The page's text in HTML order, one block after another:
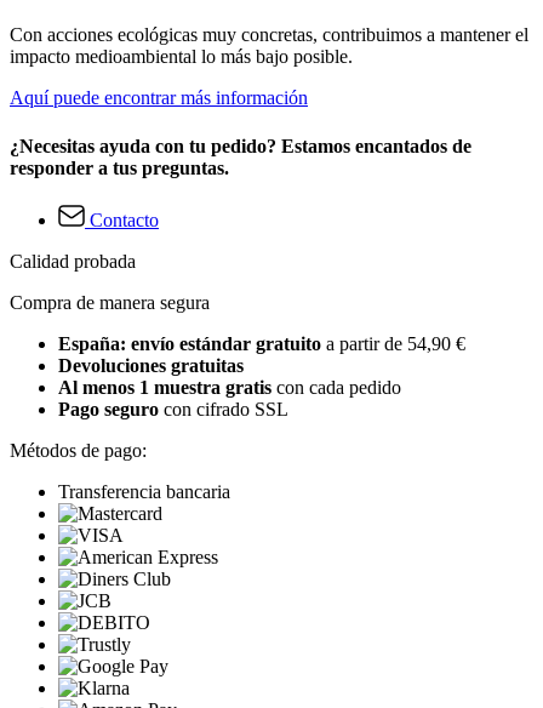
Con acciones ecológicas muy concretas, contribuimos a mantener el
impacto medioambiental lo más bajo posible.
Aquí puede encontrar más información
¿Necesitas ayuda con tu pedido? Estamos encantados de
responder a tus preguntas.
Contacto
Calidad probada
Compra de manera segura
España: envío estándar gratuito a partir de 54,90 €
Devoluciones gratuitas
Al menos 1 muestra gratis con cada pedido
Pago seguro con cifrado SSL
Métodos de pago:
Transferencia bancaria